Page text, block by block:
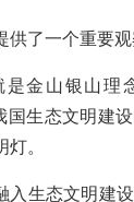
供了一个重要
金山银山理
国生态文明建
。
入生态文明建